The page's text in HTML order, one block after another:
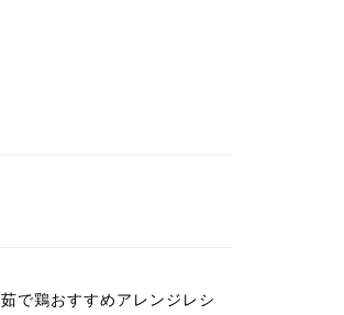
茹で鶏おすすめアレンジレシ